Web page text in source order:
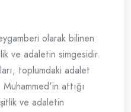
olarak bilinen
ve adaletin simgesidir.
toplumdaki adalet
Muhammed'in attığı
ve adaletin